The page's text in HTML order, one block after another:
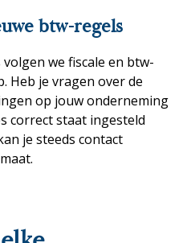
btw-regels
we fiscale en btw-
Heb je vragen over de
op jouw onderneming
correct staat ingesteld
je steeds contact